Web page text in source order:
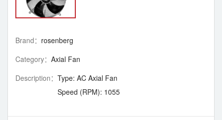
Brand： rosenberg
Category： Axial Fan
Description： Type: AC Axial Fan
Speed ​​(RPM): 1055